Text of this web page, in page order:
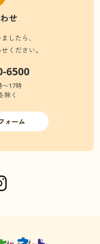
せ
したら、
ください。
6500
〜17時
除く
ォーム